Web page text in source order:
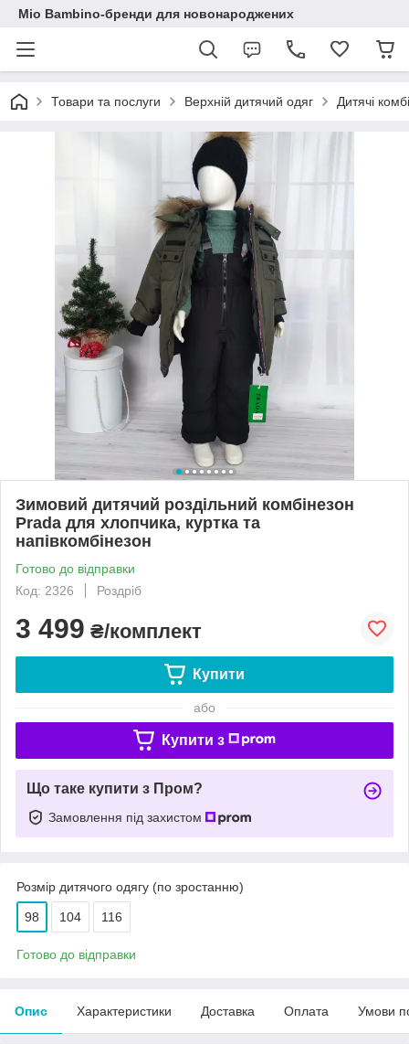
Mio Bambino-бренди для новонароджених
Товари та послуги Верхній дитячий одяг Дитячі
Зимовий дитячий роздільний комбінезон
Prada для хлопчика, куртка та
напівкомбінезон
Готово до відправки
Код: 2326
Роздріб
3 499 ₴/комплект
Купити
або
Купити з
Що таке купити з Пром?
Замовлення під захистом
Розмір дитячого одягу (по зростанню)
98 104 116
Готово до відправки
Опис Характеристики Доставка Оплата Умови